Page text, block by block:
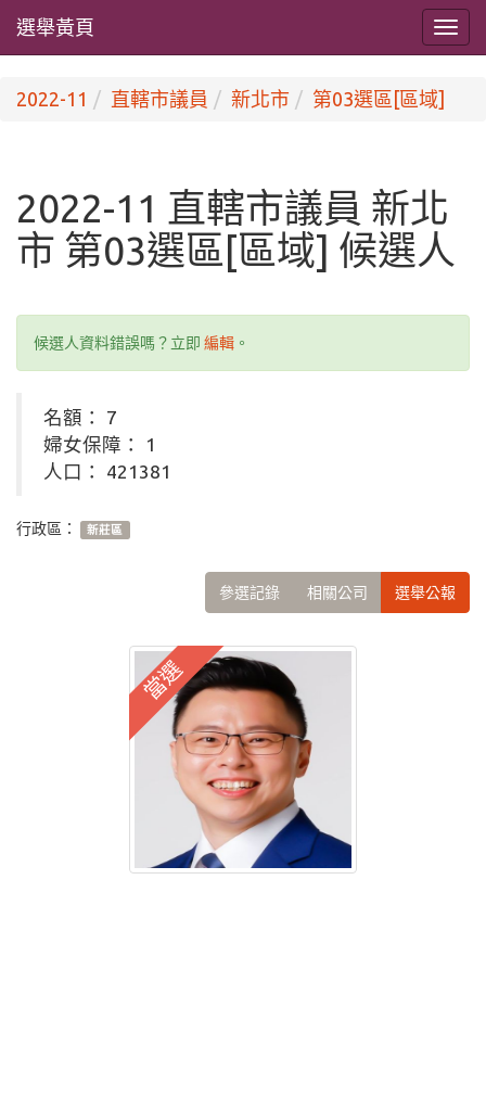
選舉黃頁
2022-11 直轄市議員 新北市 第03選區[區域]
2022-11 直轄市議員 新北
市 第03選區[區域] 候選人
候選人資料錯誤嗎？立即 編輯 。
名額： 7
婦女保障： 1
人口： 421381
行政區： 新莊區
參選記錄 相關公司 選舉公報
當選